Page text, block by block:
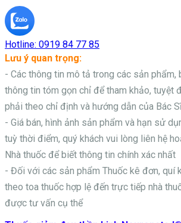
Hotline: 0919 84 77 85
Lưu ý quan trọng:
- Các thông tin mô tả trong các sản phẩm,
thông tin tóm gọn chỉ để tham khảo, tuyệt
phải theo chỉ định và hướng dẫn của Bác
- Giá bán, hình ảnh sản phẩm và hạn sử
tuỳ thời điểm, quý khách vui lòng liên hệ
Nhà thuốc để biết thông tin chính xác nhất
- Đối với các sản phẩm Thuốc kê đơn, quí
theo toa thuốc hợp lệ đến trực tiếp nhà
được tư vấn cụ thể